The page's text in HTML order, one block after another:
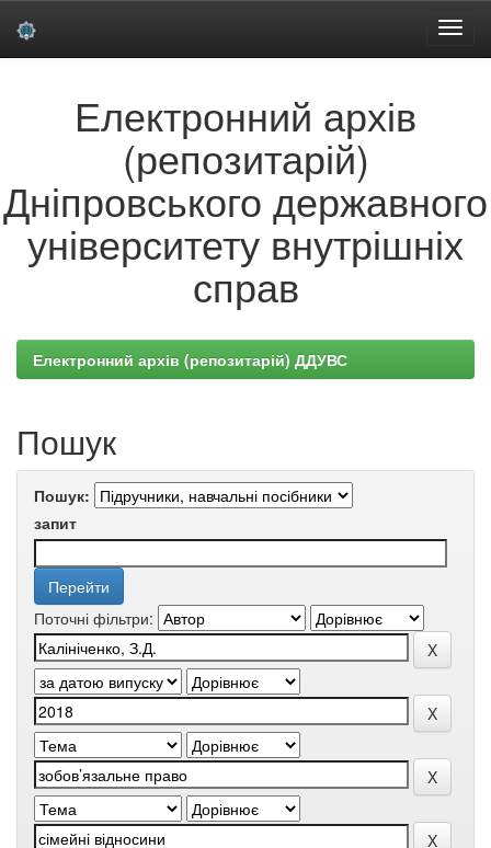
Електронний архів
(репозитарій)
Дніпровського державного
університету внутрішніх
справ
Електронний архів (репозитарій) ДДУВС
Пошук
Пошук:
запит
Поточні фільтри: